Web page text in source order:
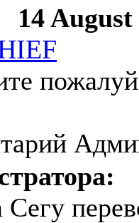
14 August